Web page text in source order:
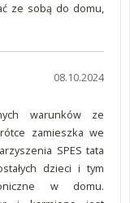
ze sobą do domu,
08.10.2024
warunków ze
zamieszka we
SPES tata
dzieci i tym
w domu.